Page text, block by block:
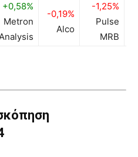
+0,58%
Metron
-0,19%
Alco
-1,25%
Pulse
MRB